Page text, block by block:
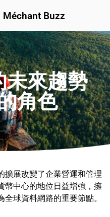
Méchant Buzz
未來趨勢
角色
擴展改變了企業營運和管理
幣中心的地位日益增強，擁
球資料網路的重要節點。